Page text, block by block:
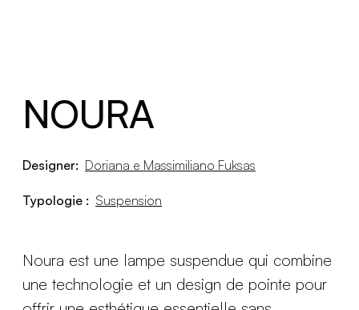
NOURA
Designer: Doriana e Massimiliano Fuksas
Typologie : Suspension
Noura est une lampe suspendue qui combine
une technologie et un design de pointe pour